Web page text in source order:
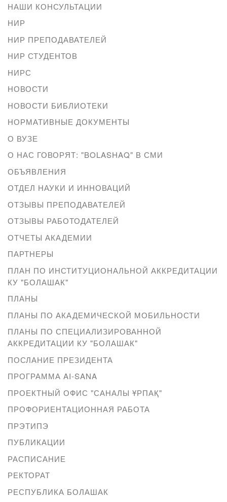
НАШИ КОНСУЛЬТАЦИИ
НИР
НИР ПРЕПОДАВАТЕЛЕЙ
НИР СТУДЕНТОВ
НИРС
НОВОСТИ
НОВОСТИ БИБЛИОТЕКИ
НОРМАТИВНЫЕ ДОКУМЕНТЫ
О ВУЗЕ
О НАС ГОВОРЯТ: "BOLASHAQ" В СМИ
ОБЪЯВЛЕНИЯ
ОТДЕЛ НАУКИ И ИННОВАЦИЙ
ОТЗЫВЫ ПРЕПОДАВАТЕЛЕЙ
ОТЗЫВЫ РАБОТОДАТЕЛЕЙ
ОТЧЕТЫ АКАДЕМИИ
ПАРТНЕРЫ
ПЛАН ПО ИНСТИТУЦИОНАЛЬНОЙ АККРЕДИТАЦИИ
КУ "БОЛАШАК"
ПЛАНЫ
ПЛАНЫ ПО АКАДЕМИЧЕСКОЙ МОБИЛЬНОСТИ
ПЛАНЫ ПО СПЕЦИАЛИЗИРОВАННОЙ
АККРЕДИТАЦИИ КУ "БОЛАШАК"
ПОСЛАНИЕ ПРЕЗИДЕНТА
ПРОГРАММА AI-SANA
ПРОЕКТНЫЙ ОФИС "САНАЛЫ ҰРПАҚ"
ПРОФОРИЕНТАЦИОННАЯ РАБОТА
ПРЭТИПЭ
ПУБЛИКАЦИИ
РАСПИСАНИЕ
РЕКТОРАТ
РЕСПУБЛИКА БОЛАШАК